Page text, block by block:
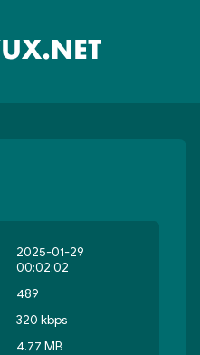
2025-01-29
00:02:02
489
320 kbps
4.77 MB